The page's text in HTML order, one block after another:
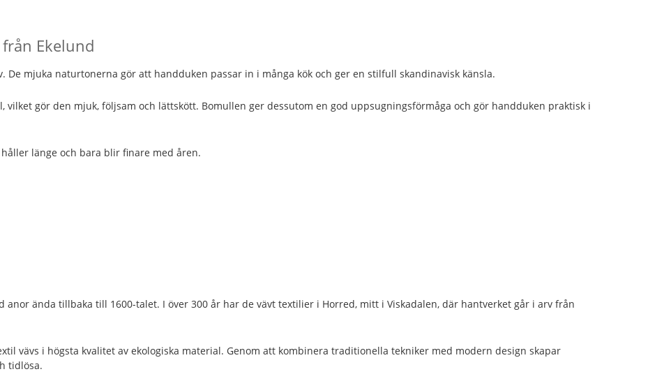
Ekelund
De mjuka naturtonerna gör att handduken passar in i många kök och ger en stilfull skandinavisk känsla.
vilket gör den mjuk, följsam och lättskött. Bomullen ger dessutom en god uppsugningsförmåga och gör handduken praktisk i
länge och bara blir finare med åren.
anor ända tillbaka till 1600-talet. I över 300 år har de vävt textilier i Horred, mitt i Viskadalen, där hantverket går i arv från
vävs i högsta kvalitet av ekologiska material. Genom att kombinera traditionella tekniker med modern design skapar
tidlösa.